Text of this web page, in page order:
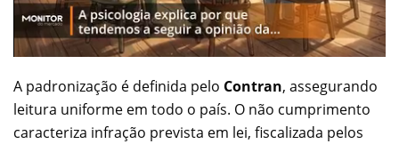
A padronização é definida pelo Contran, assegurando
leitura uniforme em todo o país. O não cumprimento
caracteriza infração prevista em lei, fiscalizada pelos